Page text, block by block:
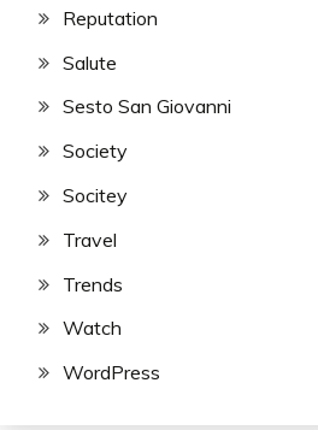
Reputation
Salute
Sesto San Giovanni
Society
Socitey
Travel
Trends
Watch
WordPress